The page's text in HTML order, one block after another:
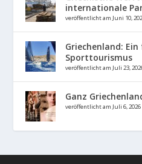
internationale
veröffentlicht am Juni 10,
Griechenland:
Sporttourismus
veröffentlicht am Juli 23,
Ganz
veröffentlicht am Juli 6, 2026